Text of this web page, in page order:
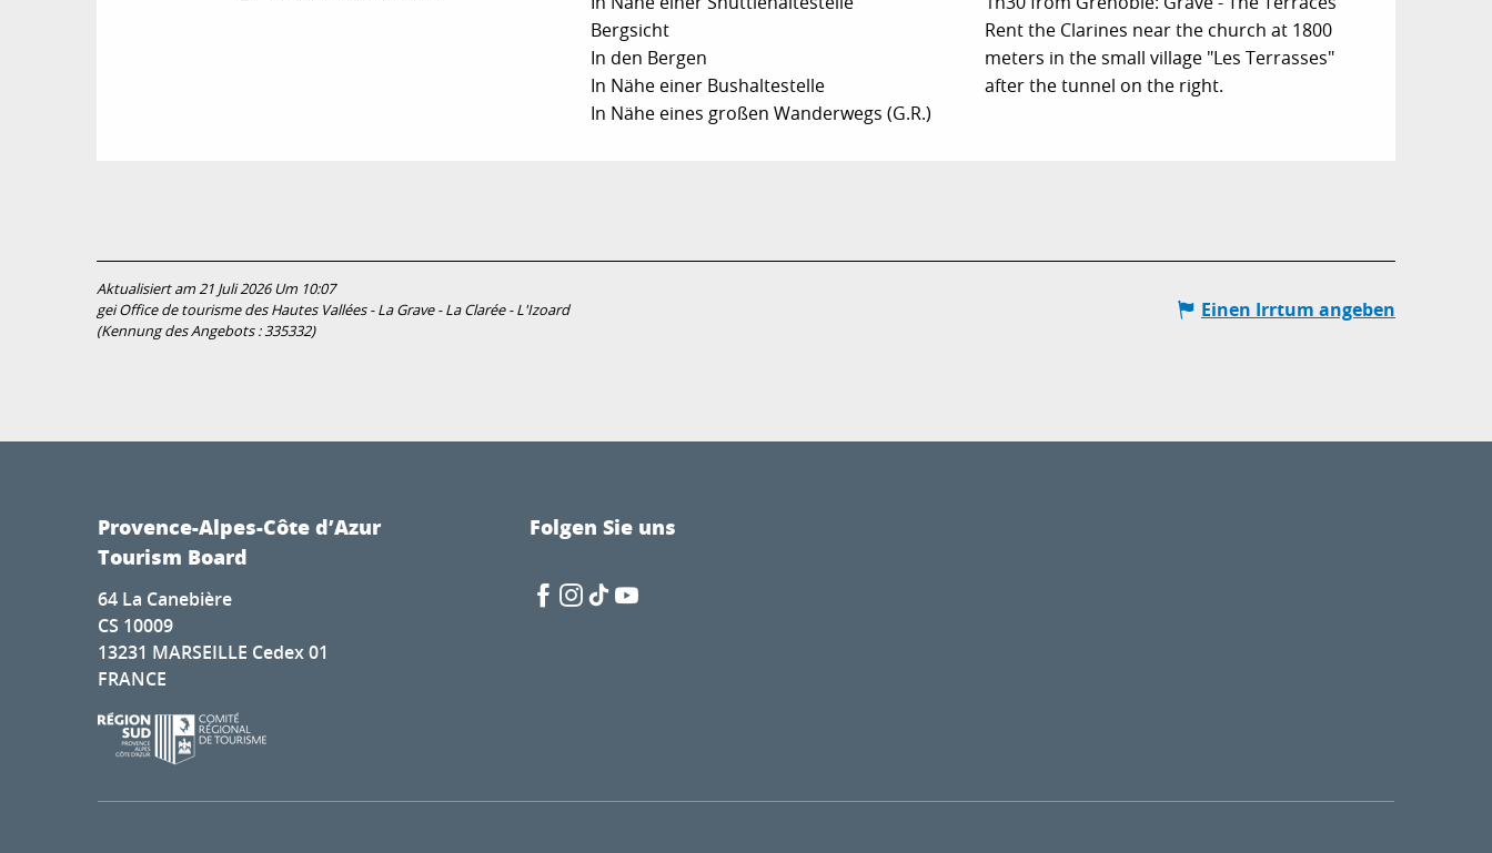
Bergsicht
In den Bergen
In Nähe einer Bushaltestelle
In Nähe eines großen Wanderwegs (G.R.)
Rent the Clarines near the church at 1800
meters in the small village "Les Terrasses"
after the tunnel on the right.
Aktualisiert am 21 Juli 2026 Um 10:07
gei Office de tourisme des Hautes Vallées - La Grave - La Clarée - L'Izoard
(Kennung des Angebots :335332)
Einen Irrtum angeben
Provence-Alpes-Côte d’Azur
Tourism Board
64 La Canebière
CS 10009
13231 MARSEILLE Cedex 01
FRANCE
Folgen Sie uns